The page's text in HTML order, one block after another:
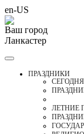
en-US
Ваш город
Ланкастер
ПРАЗДНИКИ
CЕГОДНЯ
ЛЕТНИЕ